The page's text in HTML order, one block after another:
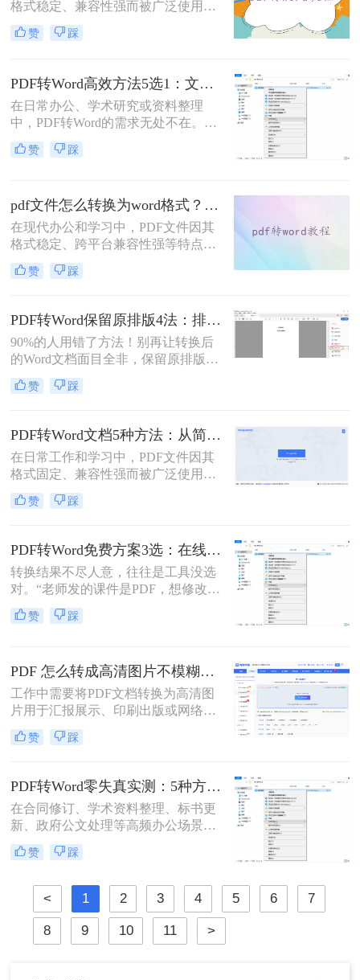
格式稳定、兼容性强而被广泛使用。
然而，当需要对PDF内容进行编辑
时，很多人会遇到困难。此时，将
必要操作。面对"pdf格式怎么免费转
换成word"这一常见需求，本文将为
您详细介绍五种安全、高效且完全免
费的转换方法，帮助您轻松实现格式
转换。
赞 踩
PDF转Word高效方法5选1：文件大小和类型决定用哪个！
在日常办公、学术研究或资料整理
中，PDF转Word的需求无处不在。那
么pdf怎么转换成word呢？本文将系统
解析5种主流方法，涵盖不同场景，
赞 踩
pdf文件怎么转换为word格式？这3种转换方法可以尝试下！
在现代办公和学习中，PDF文件因其
格式稳定、跨平台兼容性强等特点而
被广泛使用。然而，当需要编辑PDF
文件中的内容时，将其转换为Word格
换为word格式呢？本文将介绍三种简
单实用的方法，帮助您轻松将PDF文
件转换为Word格式。
赞 踩
PDF转Word保留原排版4法：排版优先模式、OCR选项和格式修复全流程！
90%的人用错了方法！别再让转换后
的Word文档面目全非，保留原排版的
秘密就在这里。“这表格怎么全乱
了？”、“字体全变了，我还得一个个
PDF转为Word文档时，最崩溃的瞬
间。一份精心排版的PDF报告，转换
后却变成需要“二次加工”的混乱文
档，不仅浪费时间，更可能引发关键
信息错漏的风险。那么pdf转word怎么
保留原排版呢？
赞 踩
PDF转Word文档5种方法：从简单复制到专业软件的适用范围！
在日常工作和学习中，PDF文件因其
格式固定、兼容性强而被广泛使用。
然而，PDF的静态特性也带来了编辑
困难的问题。为了便于修改和协作，
许多用户的刚需。那么pdf怎么转换成
word文档呢？本文将详细介绍五种常
用的PDF转Word方法，帮助您选择最
适合自己的解决方案。
赞 踩
PDF转Word免费方案3选：在线免费额度、客户端试用和Word自带的区别！
转换结果不尽人意，往往是工具没选
对。“老师发的课件是PDF，想修改内
容怎么办？”“客户发来的合同是
PDF，需要调整条款怎么处理？”从事
的“灵魂拷问”。
赞 踩
PDF 怎么转成高清图片不模糊？5种高清转换方法（2026实测指南）
工作中需要将PDF文档转换为高清图
片用于汇报展示、印刷出版或网络分
享，但转换后图片模糊不清、细节丢
失、放大后出现马赛克……这些"清
能导致重要信息无法识别。那么PDF
怎么转成高清图片不模糊呢？别再忍
受模糊图片！本文直击痛点，提供可
立即执行的高清转换方案，助您10分
钟内获得印刷级清晰度！
赞 踩
PDF转Word零失真实测：5种方法按图文复杂度的转换精度排名！
在合同修订、学术资料整理、标书更
新、政府公文处理等高频办公场景
中，将PDF精准转换为可编辑Word文
档是效率刚需，却也是“翻车”重灾
崩坏、扫描件变乱码……
赞 踩
< 1 2 3 4 5 6 7
8 9 10 11 >